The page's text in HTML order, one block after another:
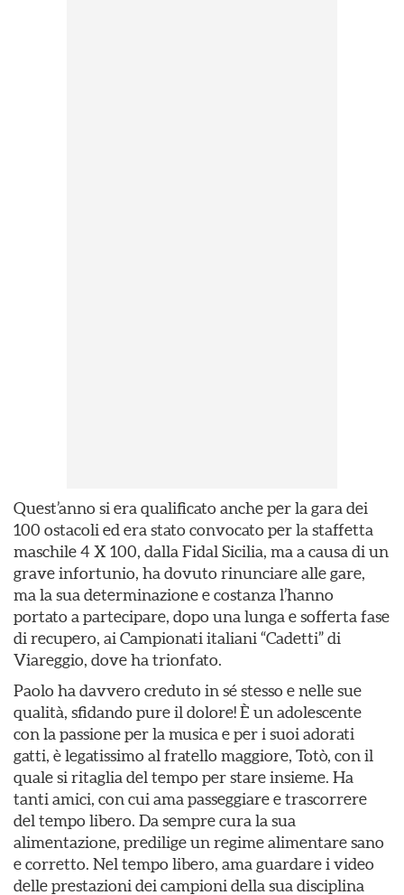
Quest’anno si era qualificato anche per la gara dei
100 ostacoli ed era stato convocato per la staffetta
maschile 4 X 100, dalla Fidal Sicilia, ma a causa di un
grave infortunio, ha dovuto rinunciare alle gare,
ma la sua determinazione e costanza l’hanno
portato a partecipare, dopo una lunga e sofferta fase
di recupero, ai Campionati italiani “Cadetti” di
Viareggio, dove ha trionfato.
Paolo ha davvero creduto in sé stesso e nelle sue
qualità, sfidando pure il dolore! È un adolescente
con la passione per la musica e per i suoi adorati
gatti, è legatissimo al fratello maggiore, Totò, con il
quale si ritaglia del tempo per stare insieme. Ha
tanti amici, con cui ama passeggiare e trascorrere
del tempo libero. Da sempre cura la sua
alimentazione, predilige un regime alimentare sano
e corretto. Nel tempo libero, ama guardare i video
delle prestazioni dei campioni della sua disciplina